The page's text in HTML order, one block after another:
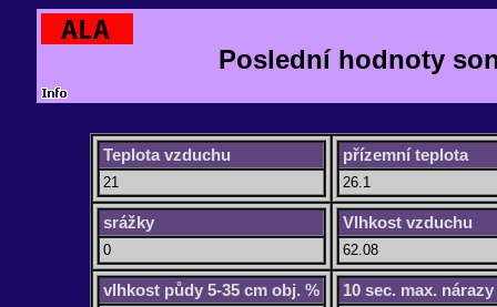
Poslední hodnoty
Teplota vzduchu
21
přízemní teplota
26.1
srážky
0
Vlhkost vzduchu
62.08
vlhkost půdy 5-35 cm obj. % 10 sec. max.